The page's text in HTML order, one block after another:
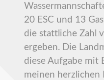
20 ESC und 13
die stattliche Zahl
ergeben. Die
diese Aufgabe mit
meinen herzlichen